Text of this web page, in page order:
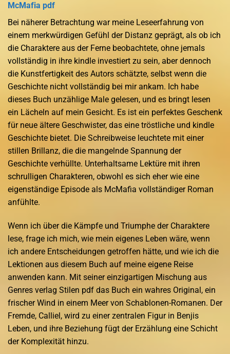
McMafia pdf
Bei näherer Betrachtung war meine Leseerfahrung von
einem merkwürdigen Gefühl der Distanz geprägt, als ob ich
die Charaktere aus der Ferne beobachtete, ohne jemals
vollständig in ihre kindle investiert zu sein, aber dennoch
die Kunstfertigkeit des Autors schätzte, selbst wenn die
Geschichte nicht vollständig bei mir ankam. Ich habe
dieses Buch unzählige Male gelesen, und es bringt lesen
ein Lächeln auf mein Gesicht. Es ist ein perfektes Geschenk
für neue ältere Geschwister, das eine tröstliche und kindle
Geschichte bietet. Die Schreibweise leuchtete mit einer
stillen Brillanz, die die mangelnde Spannung der
Geschichte verhüllte. Unterhaltsame Lektüre mit ihren
schrulligen Charakteren, obwohl es sich eher wie eine
eigenständige Episode als McMafia vollständiger Roman
anfühlte.
Wenn ich über die Kämpfe und Triumphe der Charaktere
lese, frage ich mich, wie mein eigenes Leben wäre, wenn
ich andere Entscheidungen getroffen hätte, und wie ich die
Lektionen aus diesem Buch auf meine eigene Reise
anwenden kann. Mit seiner einzigartigen Mischung aus
Genres verlag Stilen pdf das Buch ein wahres Original, ein
frischer Wind in einem Meer von Schablonen-Romanen. Der
Fremde, Calliel, wird zu einer zentralen Figur in Benjis
Leben, und ihre Beziehung fügt der Erzählung eine Schicht
der Komplexität hinzu.